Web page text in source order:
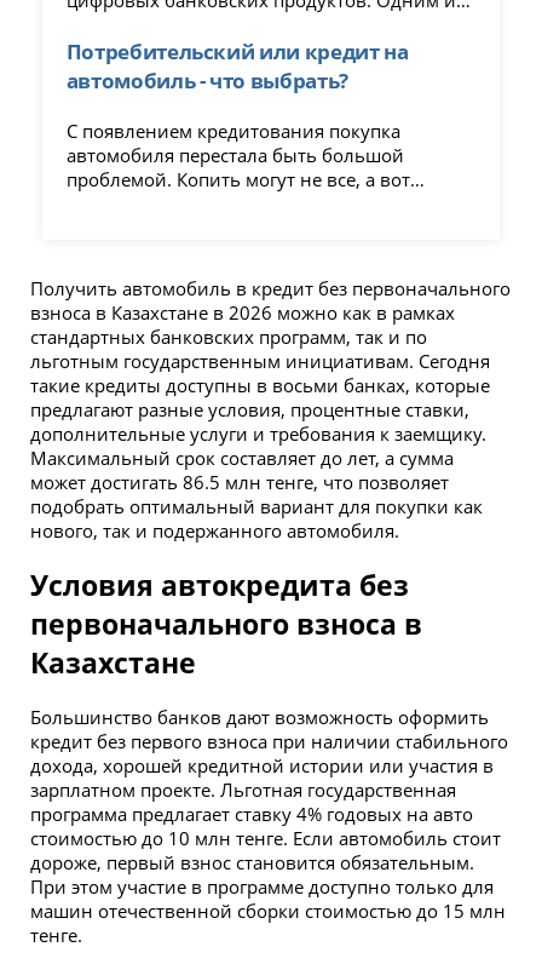
автокредит. Как работает цифровое
автокредитование – подробно в статье.
Потребительский или кредит на
автомобиль - что выбрать?
С появлением кредитования покупка
автомобиля перестала быть большой
проблемой. Копить могут не все, а вот
оформить выгодный потребительский
кредит.
Получить автомобиль в кредит без первоначального
взноса в Казахстане в 2026 можно как в рамках
стандартных банковских программ, так и по
льготным государственным инициативам. Сегодня
такие кредиты доступны в восьми банках, которые
предлагают разные условия, процентные ставки,
дополнительные услуги и требования к заемщику.
Максимальный срок составляет до лет, а сумма
может достигать 86.5 млн тенге, что позволяет
подобрать оптимальный вариант для покупки как
нового, так и подержанного автомобиля.
Условия автокредита без
первоначального взноса в
Казахстане
Большинство банков дают возможность оформить
кредит без первого взноса при наличии стабильного
дохода, хорошей кредитной истории или участия в
зарплатном проекте. Льготная государственная
программа предлагает ставку 4% годовых на авто
стоимостью до 10 млн тенге. Если автомобиль стоит
дороже, первый взнос становится обязательным.
При этом участие в программе доступно только для
машин отечественной сборки стоимостью до 15 млн
тенге.